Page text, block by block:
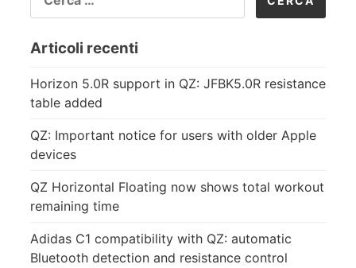
PER:
Articoli recenti
Horizon 5.0R support in QZ: JFBK5.0R resistance
table added
QZ: Important notice for users with older Apple
devices
QZ Horizontal Floating now shows total workout
remaining time
Adidas C1 compatibility with QZ: automatic
Bluetooth detection and resistance control